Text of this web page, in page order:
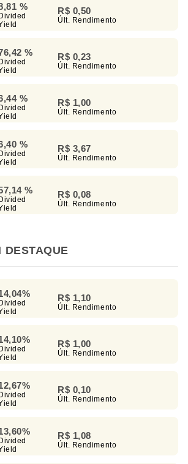
%
Divided
R$ 0,50
Últ. Rendimento
%
Divided
R$ 0,23
Últ. Rendimento
%
Divided
R$ 1,00
Últ. Rendimento
%
Divided
R$ 3,67
Últ. Rendimento
%
Divided
R$ 0,08
Últ. Rendimento
DESTAQUE
Divided
R$ 1,10
Últ. Rendimento
Divided
R$ 1,00
Últ. Rendimento
Divided
R$ 0,10
Últ. Rendimento
Divided
R$ 1,08
Últ. Rendimento